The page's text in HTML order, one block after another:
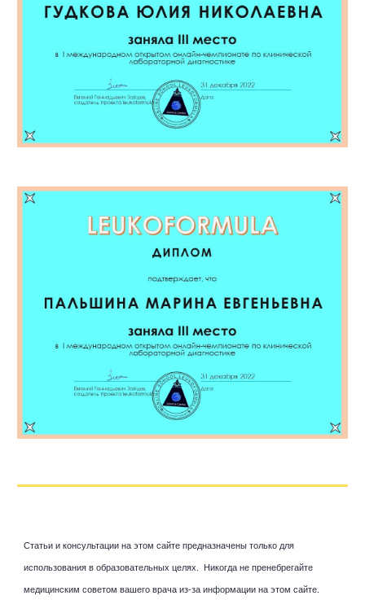
Статьи и консультации на этом сайте предназначены только для
использования в образовательных целях. Никогда не пренебрегайте
медицинским советом вашего врача из-за информации на этом сайте.